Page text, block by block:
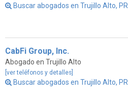
Buscar abogados en Trujillo Alto, PR
CabFi Group, Inc.
Abogado en Trujillo Alto
[ver teléfonos y detalles]
Buscar abogados en Trujillo Alto, PR